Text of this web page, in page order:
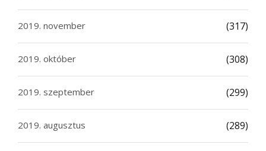
2019. november (317)
2019. október (308)
2019. szeptember (299)
2019. augusztus (289)